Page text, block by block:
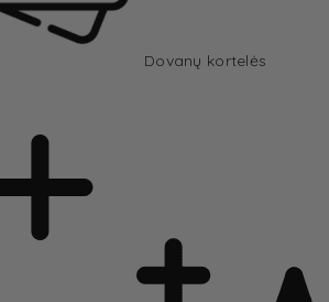
Dovanų kortelės